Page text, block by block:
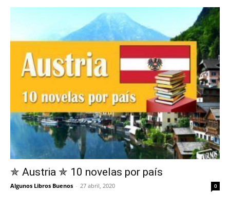
✯ Austria ✯ 10 novelas por país
Algunos Libros Buenos - 27 abril, 2020 0